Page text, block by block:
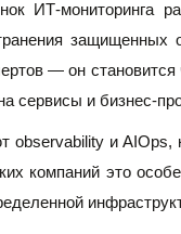
ИТ-мониторинга
— он
сервисы и бизнес-
observability и
компаний это